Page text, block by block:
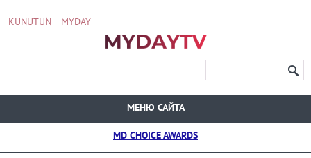
KUNUTUN MYDAY
МЕНЮ САЙТА
MD CHOICE AWARDS